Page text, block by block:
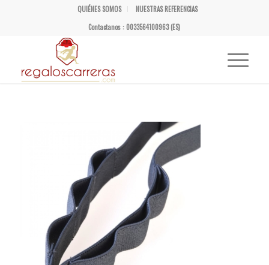
QUIÉNES SOMOS
NUESTRAS REFERENCIAS
Contactanos : 0033564100963 (ES)